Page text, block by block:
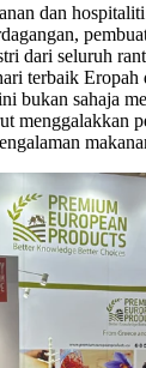
dan
dari seluruh
terbaik Eropah
bukan sahaja
menggalakkan